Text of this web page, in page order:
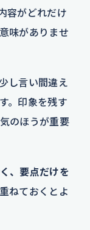
容がどれだけ
味がありませ
し言い間違え
。印象を残す
のほうが重要
、要点だけを
ねておくとよ